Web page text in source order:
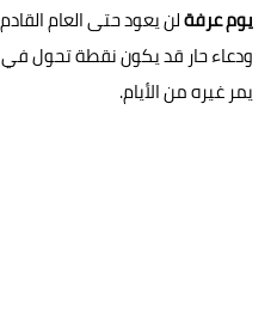
يوم عرفةلن يعود حتى العام
ودعاء حار قد يكون نقطة تحول في
يمر غيره من الأيام.